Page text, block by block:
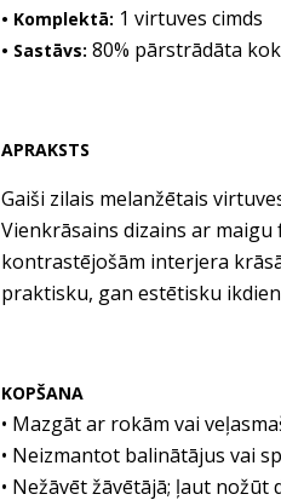
• Komplektā: 1 virtuves cimds
• Sastāvs: 80% pārstrādāta
APRAKSTS
Gaiši zilais melanžētais
Vienkrāsains dizains ar
kontrastējošām interjera
praktisku, gan estētisku
KOPŠANA
• Mazgāt ar rokām vai
• Neizmantot balinātājus vai
• Nežāvēt žāvētājā; ļaut nožūt